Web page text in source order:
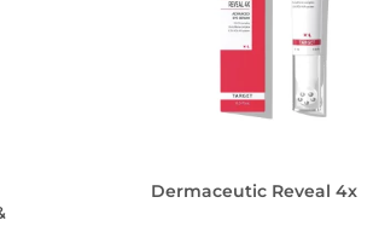
Dermaceutic Reveal 4x